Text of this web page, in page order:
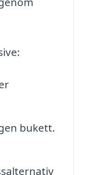
bukett.